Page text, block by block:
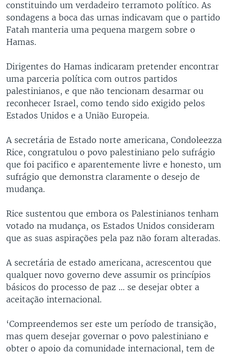
constituindo um verdadeiro terramoto político. As
sondagens a boca das urnas indicavam que o partido
Fatah manteria uma pequena margem sobre o
Hamas.
Dirigentes do Hamas indicaram pretender encontrar
uma parceria política com outros partidos
palestinianos, e que não tencionam desarmar ou
reconhecer Israel, como tendo sido exigido pelos
Estados Unidos e a União Europeia.
A secretária de Estado norte americana, Condoleezza
Rice, congratulou o povo palestiniano pelo sufrágio
que foi pacifico e aparentemente livre e honesto, um
sufrágio que demonstra claramente o desejo de
mudança.
Rice sustentou que embora os Palestinianos tenham
votado na mudança, os Estados Unidos consideram
que as suas aspirações pela paz não foram alteradas.
A secretária de estado americana, acrescentou que
qualquer novo governo deve assumir os princípios
básicos do processo de paz ... se desejar obter a
aceitação internacional.
‘Compreendemos ser este um período de transição,
mas quem desejar governar o povo palestiniano e
obter o apoio da comunidade internacional, tem de